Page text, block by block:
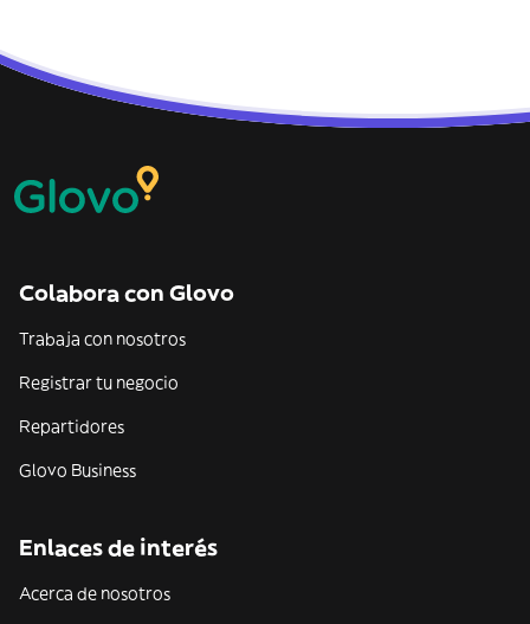
Colabora con Glovo
Trabaja con nosotros
Registrar tu negocio
Repartidores
Glovo Business
Enlaces de interés
Acerca de nosotros